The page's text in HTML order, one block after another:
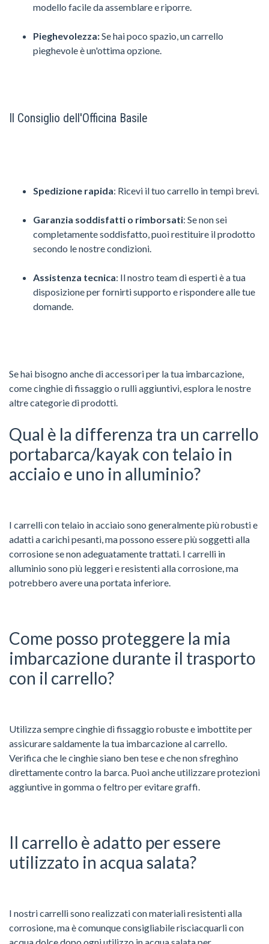
modello facile da assemblare e riporre.
Pieghevolezza:Se hai poco spazio, un carrello
pieghevole è un'ottima opzione.
Il Consiglio dell'Officina Basile
Spedizione rapida: Ricevi il tuo carrello in tempi brevi.
Garanzia soddisfatti o rimborsati: Se non sei
completamente soddisfatto, puoi restituire il prodotto
secondo le nostre condizioni.
Assistenza tecnica: Il nostro team di esperti è a tua
disposizione per fornirti supporto e rispondere alle tue
domande.
Se hai bisogno anche di accessori per la tua imbarcazione,
come cinghie di fissaggio o rulli aggiuntivi, esplora le nostre
altre categorie di prodotti.
Qual è la differenza tra un carrello
portabarca/kayak con telaio in
acciaio e uno in alluminio?
I carrelli con telaio in acciaio sono generalmente più robusti e
adatti a carichi pesanti, ma possono essere più soggetti alla
corrosione se non adeguatamente trattati. I carrelli in
alluminio sono più leggeri e resistenti alla corrosione, ma
potrebbero avere una portata inferiore.
Come posso proteggere la mia
imbarcazione durante il trasporto
con il carrello?
Utilizza sempre cinghie di fissaggio robuste e imbottite per
assicurare saldamente la tua imbarcazione al carrello.
Verifica che le cinghie siano ben tese e che non sfreghino
direttamente contro la barca. Puoi anche utilizzare protezioni
aggiuntive in gomma o feltro per evitare graffi.
Il carrello è adatto per essere
utilizzato in acqua salata?
I nostri carrelli sono realizzati con materiali resistenti alla
corrosione, ma è comunque consigliabile risciacquarli con
acqua dolce dopo ogni utilizzo in acqua salata per